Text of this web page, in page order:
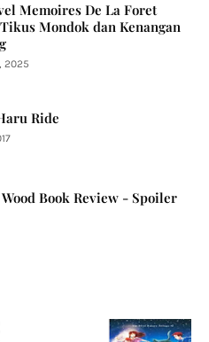
Memoires De La Foret
Mondok dan Kenangan
2025
Ride
Book Review - Spoiler